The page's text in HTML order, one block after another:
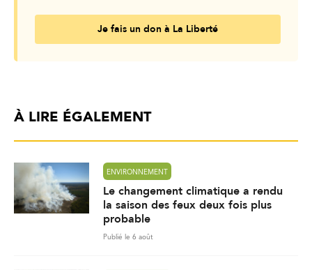
Je fais un don à La Liberté
À LIRE ÉGALEMENT
ENVIRONNEMENT
Le changement climatique a rendu
la saison des feux deux fois plus
probable
Publié le 6 août